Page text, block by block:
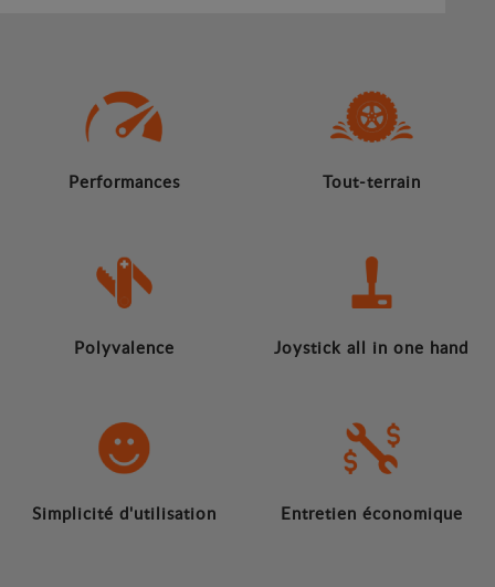
Performances Tout-terrain
Polyvalence Joystick all in one hand
Simplicité d'utilisation Entretien économique